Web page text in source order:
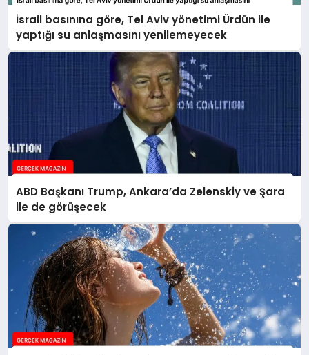
İsrail basınına göre, Tel Aviv yönetimi Ürdün ile
yaptığı su anlaşmasını yenilemeyecek
ABD Başkanı Trump, Ankara’da Zelenskiy ve Şara
ile de görüşecek